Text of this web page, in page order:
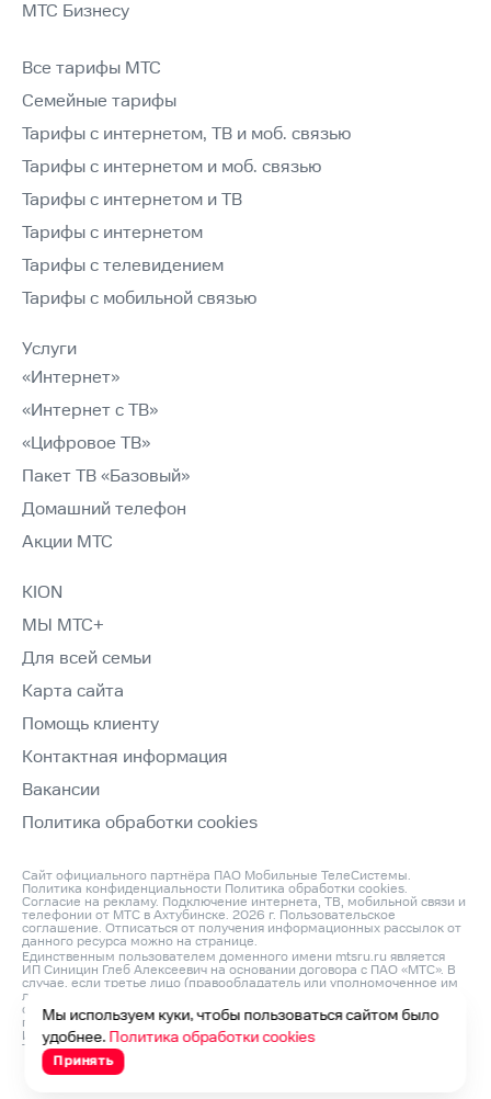
МТС Бизнесу
Все тарифы МТС
Семейные тарифы
Тарифы с интернетом, ТВ и моб. связью
Тарифы с интернетом и моб. связью
Тарифы с интернетом и ТВ
Тарифы с интернетом
Тарифы с телевидением
Тарифы с мобильной связью
Услуги
«Интернет»
«Интернет с ТВ»
«Цифровое ТВ»
Пакет ТВ «Базовый»
Домашний телефон
Акции МТС
KION
МЫ МТС+
Для всей семьи
Карта сайта
Помощь клиенту
Контактная информация
Вакансии
Политика обработки cookies
Сайт официального партнёра ПАО Мобильные ТелеСистемы.
Политика конфиденциальности Политика обработки cookies.
Согласие на рекламу. Подключение интернета, ТВ, мобильной связи и
телефонии от МТС в Ахтубинске. 2026 г. Пользовательское
соглашение. Отписаться от получения информационных рассылок от
данного ресурса можно на странице.
Единственным пользователем доменного имени mtsru.ru является
ИП Синицин Глеб Алексеевич на основании договора с ПАО «МТС». В
случае, если третье лицо (правообладатель или уполномоченное им
лицо) считает, что его права на объект интеллектуальной
собственности нарушаются, он может направить претензию
по адресу: ИП Синицин Глеб Алексеевич, ОГРНИП: 312760420200042,
ИНН: 760411045260, Юр. Адрес 150046, Россия, Ярославль г,
Титова ул, д. 14 корп 3, оф.кв. 54 и по e‑mail:
Мы используем куки, чтобы пользоваться сайтом было
удобнее. Политика обработки cookies
Принять